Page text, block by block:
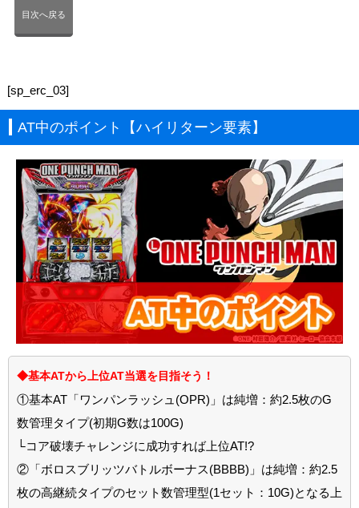
目次へ戻る
[sp_erc_03]
AT中のポイント【ハイリターン要素】
◆基本ATから上位AT当選を目指そう！
①基本AT「ワンパンラッシュ(OPR)」は純増：約2.5枚のG
数管理タイプ(初期G数は100G)
└コア破壊チャレンジに成功すれば上位AT!?
②「ボロスブリッツバトルボーナス(BBBB)」は純増：約2.5
枚の高継続タイプのセット数管理型(1セット：10G)となる上